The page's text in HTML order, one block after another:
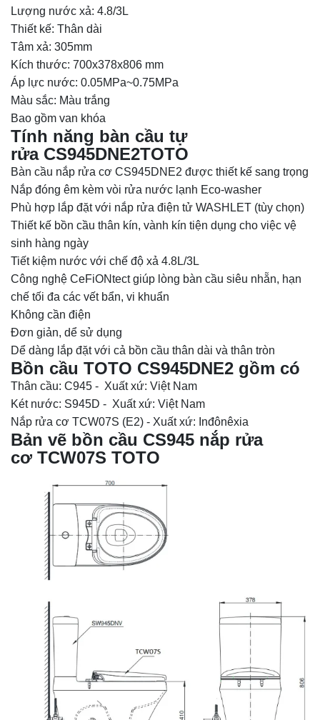
Lượng nước xả: 4.8/3L
Thiết kế: Thân dài
Tâm xả: 305mm
Kích thước: 700x378x806 mm
Áp lực nước: 0.05MPa~0.75MPa
Màu sắc: Màu trắng
Bao gồm van khóa
Tính năng bàn cầu tự
rửa CS945DNE2TOTO
Bàn cầu nắp rửa cơ CS945DNE2 được thiết kế sang trọng
Nắp đóng êm kèm vòi rửa nước lạnh Eco-washer
Phù hợp lắp đặt với nắp rửa điện tử WASHLET (tùy chọn)
Thiết kế bồn cầu thân kín, vành kín tiện dụng cho việc vệ
sinh hàng ngày
Tiết kiệm nước với chế độ xả 4.8L/3L
Công nghệ CeFiONtect giúp lòng bàn cầu siêu nhẵn, hạn
chế tối đa các vết bẩn, vi khuẩn
Không cần điện
Đơn giản, dể sử dụng
Dể dàng lắp đặt với cả bồn cầu thân dài và thân tròn
Bồn cầu TOTO CS945DNE2 gồm có
Thân cầu: C945 - Xuất xứ: Việt Nam
Két nước: S945D - Xuất xứ: Việt Nam
Nắp rửa cơ TCW07S (E2) - Xuất xứ: Inđônêxia
Bản vẽ bồn cầu CS945 nắp rửa
cơ TCW07S TOTO